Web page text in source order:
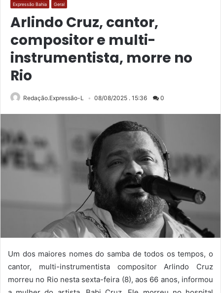
Expressão Bahia Geral
Arlindo Cruz, cantor,
compositor e multi-
instrumentista, morre no
Rio
Redação.Expressão-L 08/08/2025 . 15:36 0
Um dos maiores nomes do samba de todos os tempos, o
cantor, multi-instrumentista compositor Arlindo Cruz
morreu no Rio nesta sexta-feira (8), aos 66 anos, informou